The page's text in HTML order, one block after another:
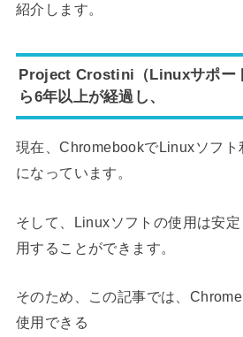
紹介します。
Project Crostini（Linuxサポー
ら6年以上が経過し、
現在、ChromebookでLinuxソフト
になっています。
そして、Linuxソフトの使用は安
用することができます。
そのため、この記事では、
使用できる